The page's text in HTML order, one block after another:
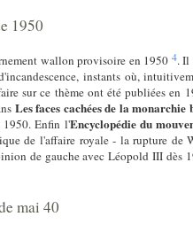
1950
wallon provisoire en 1950 4. Il
instants où,
sur ce thème ont été publiées en
Les faces cachées de la monarchie
1950. Enfin l'Encyclopédie du
de l'affaire royale - la rupture
de gauche avec Léopold III dès
mai 40